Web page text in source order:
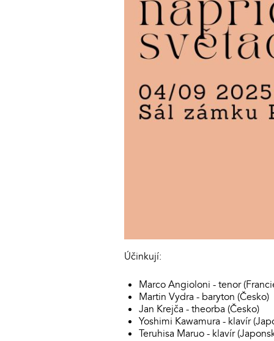
Účinkují:
Marco Angioloni - tenor
Martin Vydra - baryton (Česko)
Jan Krejča - theorba (Česko)
Yoshimi Kawamura - klavír
Teruhisa Maruo - klavír